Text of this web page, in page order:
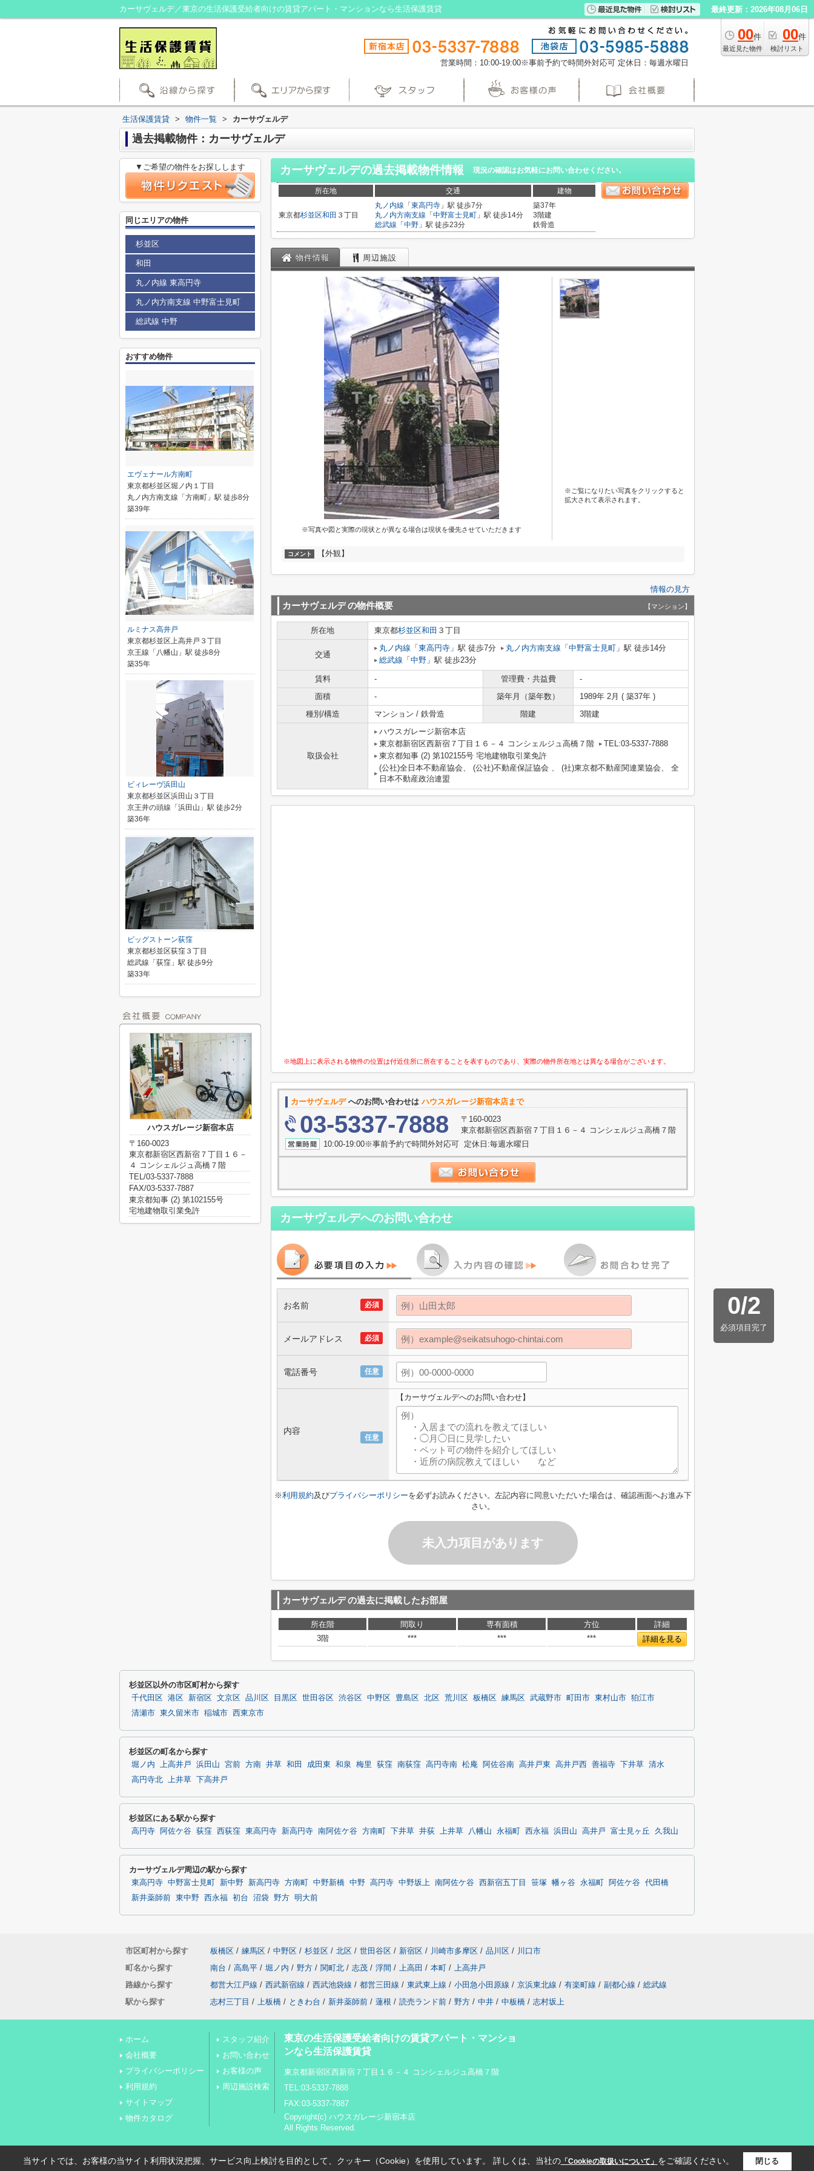
カーサヴェルデ／東京の生活保護受給者向けの賃貸アパート・マンションなら生活保護賃貸 最終更新：2026年08月06日
00件
最近見た物件
00件
検討リスト
営業時間：10:00-19:00※事前予約で時間外対応可 定休日：毎週水曜日
生活保護賃貸 > 物件一覧 > カーサヴェルデ
過去掲載物件：カーサヴェルデ
カーサヴェルデの過去掲載物件情報 現況の確認はお気軽にお問い合わせください。
所在地 交通 建物
東京都杉並区和田 ３丁目
丸ノ内線 「 東高円寺 」駅 徒歩7分
丸ノ内方南支線 「 中野富士見町 」駅 徒歩14分
総武線 「 中野 」駅 徒歩23分
築37年
3階建
鉄骨造
物件情報 周辺施設
※写真や図と実際の現状とが異なる場合は現状を優先させていただきます
※ご覧になりたい写真をクリックすると
拡大されて表示されます。
コメント 【外観】
情報の見方
カーサヴェルデの物件概要 【マンション】
所在地 東京都杉並区和田 ３丁目
交通
丸ノ内線 「 東高円寺 」駅 徒歩7分 丸ノ内方南支線 「 中野富士見町 」駅 徒歩14分
総武線 「 中野 」駅 徒歩23分
賃料 - 管理費・共益費
-
面積
- 築年月（築年数）
1989年 2月 ( 築37年 )
種別/構造
マンション / 鉄骨造 階建 3階建
取扱会社
ハウスガレージ新宿本店
東京都新宿区西新宿７丁目１６－４ コンシェルジュ高橋７階
TEL:03-5337-7888
東京都知事 (2) 第102155号 宅地建物取引業免許
(公社)全日本不動産協会、 (公社)不動産保証協会 、 (社)東京都不動産関連業協会、 全
日本不動産政治連盟
※地図上に表示される物件の位置は付近住所に所在することを表すものであり、実際の物件所在地とは異なる場合がございます。
カーサヴェルデへのお問い合わせは ハウスガレージ新宿本店まで
03-5337-7888
〒160-0023
東京都新宿区西新宿７丁目１６－４ コンシェルジュ高橋７階
10:00-19:00※事前予約で時間外対応可 定休日:毎週水曜日
カーサヴェルデへのお問い合わせ
0/2
必須項目完了
必須
お名前
必須
メールアドレス
任意
電話番号
任意
内容
【カーサヴェルデへのお問い合わせ】
※利用規約及びプライバシーポリシーを必ずお読みください。左記内容に同意いただいた場合は、確認画面へお進み下
さい。
未入力項目があります
カーサヴェルデの過去に掲載したお部屋
所在階 間取り 専有面積 方位
詳細
3階
*** *** *** 詳細を見る
▼ご希望の物件をお探しします
同じエリアの物件
杉並区
和田
丸ノ内線 東高円寺
丸ノ内方南支線 中野富士見町
総武線 中野
おすすめ物件
エヴェナール方南町
東京都杉並区堀ノ内１丁目
丸ノ内方南支線「方南町」駅 徒歩8分
築39年
ルミナス高井戸
東京都杉並区上高井戸３丁目
京王線「八幡山」駅 徒歩8分
築35年
ビィレーヴ浜田山
東京都杉並区浜田山３丁目
京王井の頭線「浜田山」駅 徒歩2分
築36年
ビッグストーン荻窪
東京都杉並区荻窪３丁目
総武線「荻窪」駅 徒歩9分
築33年
ハウスガレージ新宿本店
〒160-0023
東京都新宿区西新宿７丁目１６－
４ コンシェルジュ高橋７階
TEL/03-5337-7888
FAX/03-5337-7887
東京都知事 (2) 第102155号
宅地建物取引業免許
杉並区以外の市区町村から探す
千代田区 港区 新宿区 文京区 品川区 目黒区 世田谷区 渋谷区 中野区 豊島区 北区 荒川区 板橋区 練馬区 武蔵野市 町田市 東村山市 狛江市
清瀬市 東久留米市 稲城市 西東京市
杉並区の町名から探す
堀ノ内 上高井戸 浜田山 宮前 方南 井草 和田 成田東 和泉 梅里 荻窪 南荻窪 高円寺南 松庵 阿佐谷南 高井戸東 高井戸西 善福寺 下井草 清水
高円寺北 上井草 下高井戸
杉並区にある駅から探す
高円寺 阿佐ケ谷 荻窪 西荻窪 東高円寺 新高円寺 南阿佐ケ谷 方南町 下井草 井荻 上井草 八幡山 永福町 西永福 浜田山 高井戸 富士見ヶ丘 久我山
カーサヴェルデ周辺の駅から探す
東高円寺 中野富士見町 新中野 新高円寺 方南町 中野新橋 中野 高円寺 中野坂上 南阿佐ケ谷 西新宿五丁目 笹塚 幡ヶ谷 永福町 阿佐ケ谷 代田橋
新井薬師前 東中野 西永福 初台 沼袋 野方 明大前
市区町村から探す 板橋区 / 練馬区 / 中野区 / 杉並区 / 北区 / 世田谷区 / 新宿区 / 川崎市多摩区 / 品川区 / 川口市
町名から探す
南台 / 高島平 / 堀ノ内 / 野方 / 関町北 / 志茂 / 浮間 / 上高田 / 本町 / 上高井戸
路線から探す
都営大江戸線 / 西武新宿線 / 西武池袋線 / 都営三田線 / 東武東上線 / 小田急小田原線 / 京浜東北線 / 有楽町線 / 副都心線 / 総武線
駅から探す
志村三丁目 / 上板橋 / ときわ台 / 新井薬師前 / 蓮根 / 読売ランド前 / 野方 / 中井 / 中板橋 / 志村坂上
ホーム
会社概要
プライバシーポリシー
利用規約
サイトマップ
物件カタログ
スタッフ紹介
お問い合わせ
お客様の声
周辺施設検索
東京の生活保護受給者向けの賃貸アパート・マンショ
ンなら生活保護賃貸
東京都新宿区西新宿７丁目１６－４ コンシェルジュ高橋７階
TEL:03-5337-7888
FAX:03-5337-7887
Copyright(c) ハウスガレージ新宿本店
All Rights Reserved.
当サイトでは、お客様の当サイト利用状況把握、サービス向上検討を目的として、クッキー（Cookie）を使用しています。 詳しくは、当社の「Cookieの取扱いについて」 をご確認ください。 閉じる